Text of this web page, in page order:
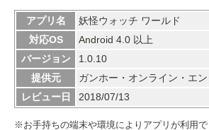
アプリ名
妖怪ウォッチ ワールド
対応OS
Android 4.0 以上
バージョン
1.0.10
提供元
ガンホー・オンライン・エ
レビュー日
2018/07/13
※お手持ちの端末や環境によりアプリが利用で